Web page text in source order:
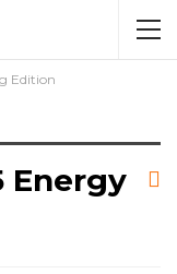
Edition
Energy